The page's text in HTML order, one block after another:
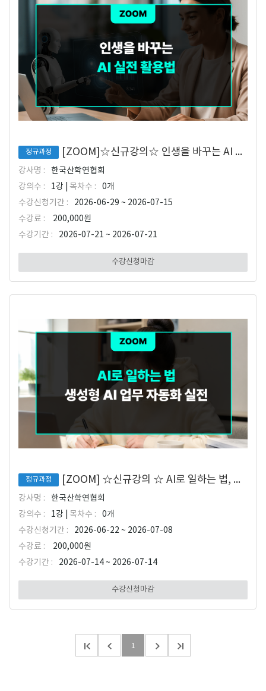
정규과정 [ZOOM]☆신규강의☆ 인생을 바꾸는 AI 실전 활용법
강사명 :
한국산학연협회
강의수 :
1강 | 목차수 :
0개
수강신청기간 :
2026-06-29 ~ 2026-07-15
수강료 :
200,000원
수강기간 :
2026-07-21 ~ 2026-07-21
수강신청마감
정규과정 [ZOOM] ☆신규강의 ☆ AI로 일하는 법, 생성형 AI 업무 자동화 실전
강사명 :
한국산학연협회
강의수 :
1강 | 목차수 :
0개
수강신청기간 :
2026-06-22 ~ 2026-07-08
수강료 :
200,000원
수강기간 :
2026-07-14 ~ 2026-07-14
수강신청마감
1